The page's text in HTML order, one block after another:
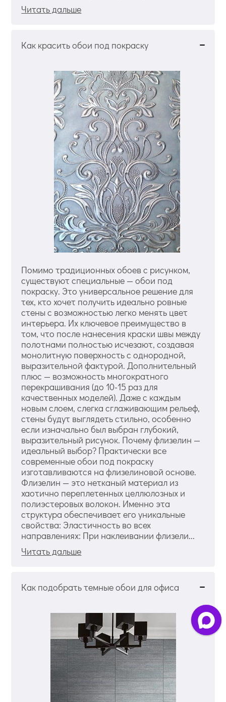
Читать дальше
Как красить обои под покраску
Помимо традиционных обоев с рисунком,
существуют специальные — обои под
покраску. Это универсальное решение для
тех, кто хочет получить идеально ровные
стены с возможностью легко менять цвет
интерьера. Их ключевое преимущество в
том, что после нанесения краски швы между
полотнами полностью исчезают, создавая
монолитную поверхность с однородной,
выразительной фактурой. Дополнительный
плюс — возможность многократного
перекрашивания (до 10-15 раз для
качественных моделей). Даже с каждым
новым слоем, слегка сглаживающим рельеф,
стены будут выглядеть стильно, особенно
если изначально был выбран глубокий,
выразительный рисунок. Почему флизелин —
идеальный выбор? Практически все
современные обои под покраску
изготавливаются на флизелиновой основе.
Флизелин — это нетканый материал из
хаотично переплетенных целлюлозных и
полиэстеровых волокон. Именно эта
структура обеспечивает его уникальные
свойства: Эластичность во всех
направлениях: При наклеивании флизели...
Читать дальше
Как подобрать темные обои для офиса